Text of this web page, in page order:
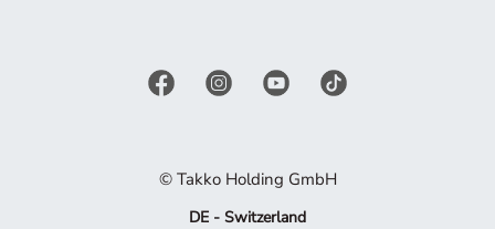
© Takko Holding GmbH
DE - Switzerland